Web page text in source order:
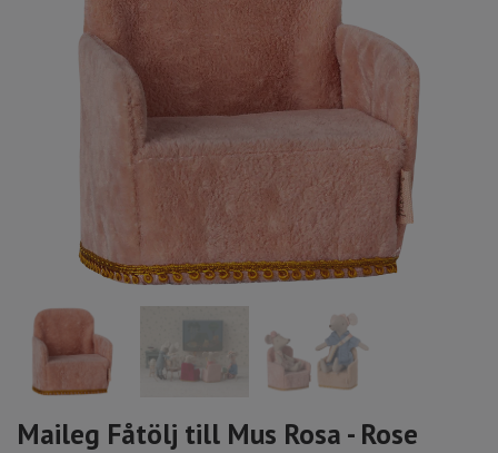
Maileg Fåtölj till Mus Rosa - Rose